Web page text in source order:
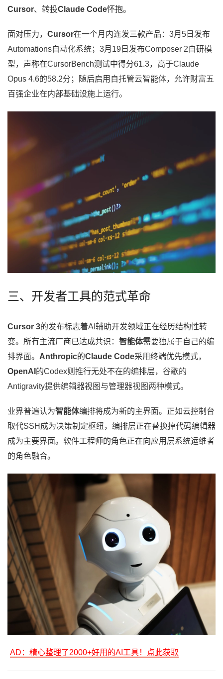
Cursor、转投Claude Code怀抱。
面对压力， Cursor在一个月内连发三款产品：3月5日发布
Automations自动化系统；3月19日发布Composer 2自研模
型，声称在CursorBench测试中得分61.3，高于Claude
Opus 4.6的58.2分；随后启用自托管云智能体，允许财富五
百强企业在内部基础设施上运行。
三、开发者工具的范式革命
Cursor 3的发布标志着AI辅助开发领域正在经历结构性转
变。所有主流厂商已达成共识： 智能体需要独属于自己的编
排界面。 Anthropic的Claude Code采用终端优先模式，
OpenAI 的Codex则推行无处不在的编排层，谷歌的
Antigravity提供编辑器视图与管理器视图两种模式。
业界普遍认为智能体编排将成为新的主界面。正如云控制台
取代SSH成为决策制定枢纽，编排层正在替换掉代码编辑器
成为主要界面。软件工程师的角色正在向应用层系统运维者
的角色融合。
AD：精心整理了2000+好用的AI工具！点此获取